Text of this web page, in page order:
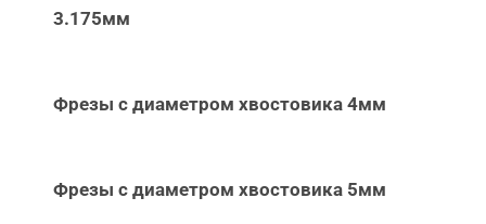
3.175мм
Фрезы с диаметром хвостовика 4мм
Фрезы с диаметром хвостовика 5мм